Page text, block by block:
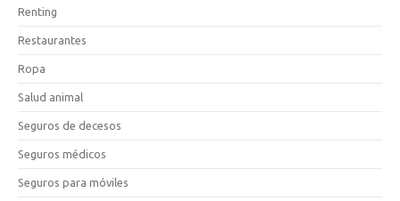
Renting
Restaurantes
Ropa
Salud animal
Seguros de decesos
Seguros médicos
Seguros para móviles